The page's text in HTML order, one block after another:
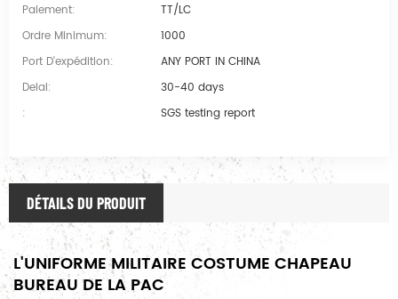
Paiement:
TT/LC
Ordre Minimum:
1000
Port D'expédition:
ANY PORT IN CHINA
Delai:
30-40 days
:
SGS testing report
DÉTAILS DU PRODUIT
L'UNIFORME MILITAIRE COSTUME CHAPEAU
BUREAU DE LA PAC